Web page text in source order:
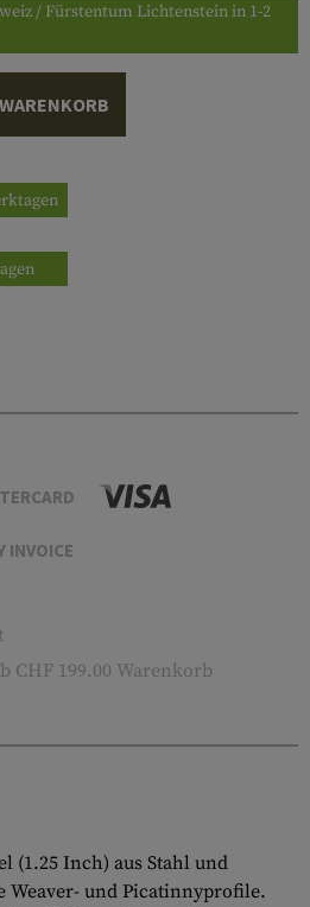
/ Fürstentum Lichtenstein in 1-2
INVOICE
CHF 199.00 Warenkorb
(1.25 Inch) aus Stahl und
und Picatinnyprofile.